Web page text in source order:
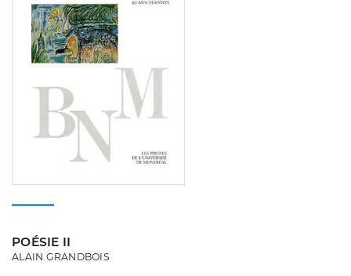
POÉSIE II
ALAIN GRANDBOIS